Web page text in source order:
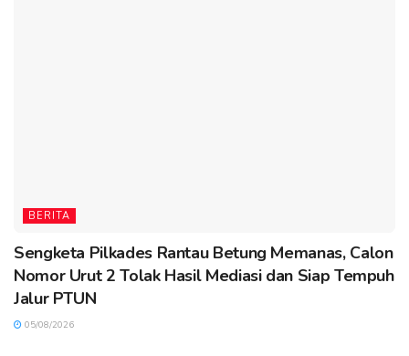
BERITA
Sengketa Pilkades Rantau Betung Memanas, Calon
Nomor Urut 2 Tolak Hasil Mediasi dan Siap Tempuh
Jalur PTUN
05/08/2026